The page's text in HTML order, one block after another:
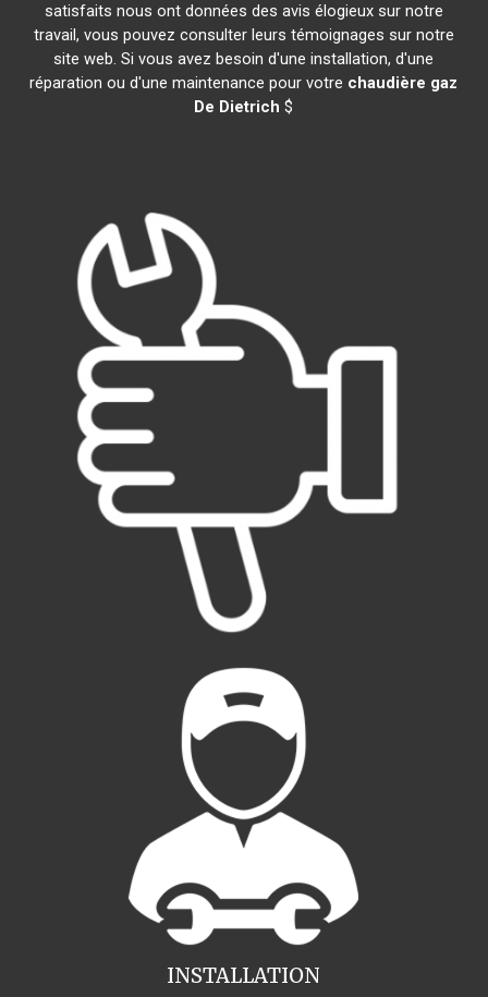
satisfaits nous ont données des avis élogieux sur notre
travail, vous pouvez consulter leurs témoignages sur notre
site web. Si vous avez besoin d'une installation, d'une
réparation ou d'une maintenance pour votre chaudière gaz
De Dietrich $
INSTALLATION